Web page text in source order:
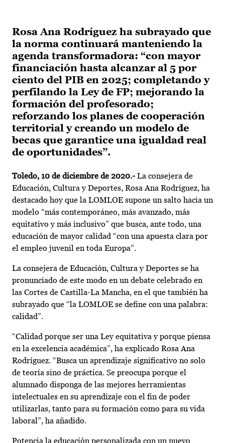
Rosa Ana Rodríguez ha subrayado que
la norma continuará manteniendo la
agenda transformadora: “con mayor
financiación hasta alcanzar al 5 por
ciento del PIB en 2025; completando y
perfilando la Ley de FP; mejorando la
formación del profesorado;
reforzando los planes de cooperación
territorial y creando un modelo de
becas que garantice una igualdad real
de oportunidades”.
Toledo, 10 de diciembre de 2020.- La consejera de
Educación, Cultura y Deportes, Rosa Ana Rodríguez, ha
destacado hoy que la LOMLOE supone un salto hacia un
modelo “más contemporáneo, más avanzado, más
equitativo y más inclusivo” que busca, ante todo, una
educación de mayor calidad “con una apuesta clara por
el empleo juvenil en toda Europa”.
La consejera de Educación, Cultura y Deportes se ha
pronunciado de este modo en un debate celebrado en
las Cortes de Castilla-La Mancha, en el que también ha
subrayado que “la LOMLOE se define con una palabra:
calidad”.
“Calidad porque ser una Ley equitativa y porque piensa
en la excelencia académica”, ha explicado Rosa Ana
Rodríguez. “Busca un aprendizaje significativo no solo
de teoría sino de práctica. Se preocupa porque el
alumnado disponga de las mejores herramientas
intelectuales en su aprendizaje con el fin de poder
utilizarlas, tanto para su formación como para su vida
laboral”, ha añadido.
Potencia la educación personalizada con un nuevo